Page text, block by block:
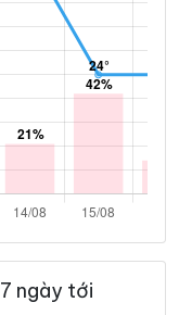
ngày tới